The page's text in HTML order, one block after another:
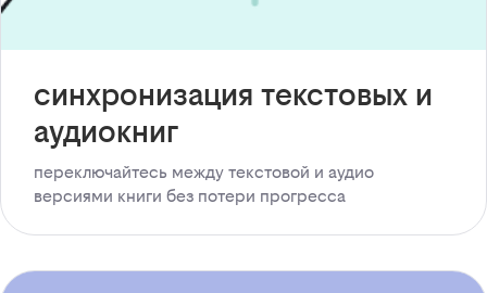
синхронизация текстовых и
аудиокниг
переключайтесь между текстовой и аудио
версиями книги без потери прогресса